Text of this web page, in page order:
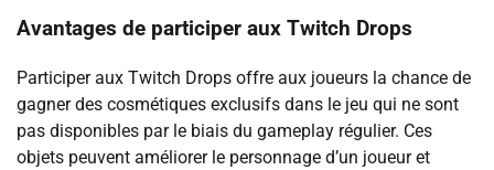
Avantages de participer aux Twitch Drops
Participer aux Twitch Drops offre aux joueurs la chance de
gagner des cosmétiques exclusifs dans le jeu qui ne sont
pas disponibles par le biais du gameplay régulier. Ces
objets peuvent améliorer le personnage d’un joueur et